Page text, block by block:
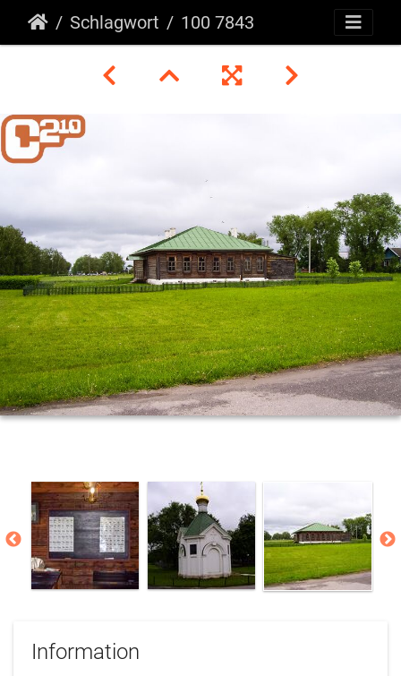
Schlagwort 100 7843
Information